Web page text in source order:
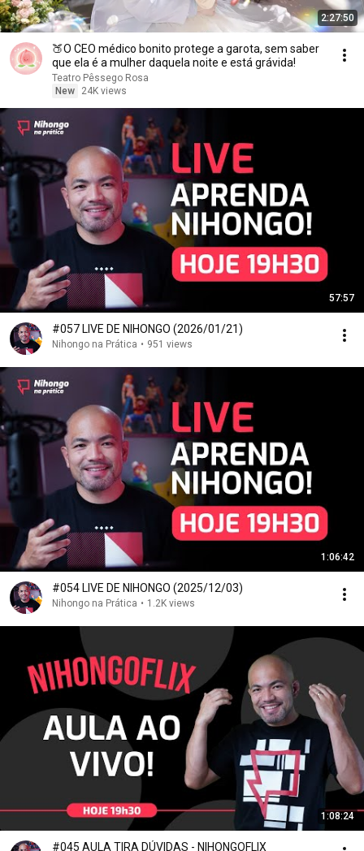
2:27:50
🍑O CEO médico bonito protege a garota, sem saber
que ela é a mulher daquela noite e está grávida!
Teatro Pêssego Rosa
New
24K views
57:57
#057 LIVE DE NIHONGO (2026/01/21)
Nihongo na Prática • 951 views
1:06:42
#054 LIVE DE NIHONGO (2025/12/03)
Nihongo na Prática • 1.2K views
1:08:24
#045 AULA TIRA DÚVIDAS - NIHONGOFLIX